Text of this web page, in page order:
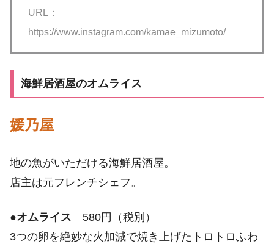
URL：
https://www.instagram.com/kamae_mizumoto/
海鮮居酒屋のオムライス
媛乃屋
地の魚がいただける海鮮居酒屋。
店主は元フレンチシェフ。
●オムライス 580円（税別）
3つの卵を絶妙な火加減で焼き上げたトロトロふわ